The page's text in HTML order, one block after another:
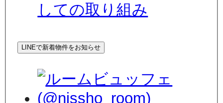
しての取り組み
LINEで新着物件をお知らせ